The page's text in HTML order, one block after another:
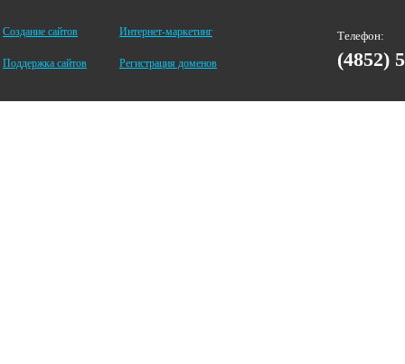
Создание сайтов Интернет-маркетинг
Поддержка сайтов Регистрация доменов
Телефон:
(4852)